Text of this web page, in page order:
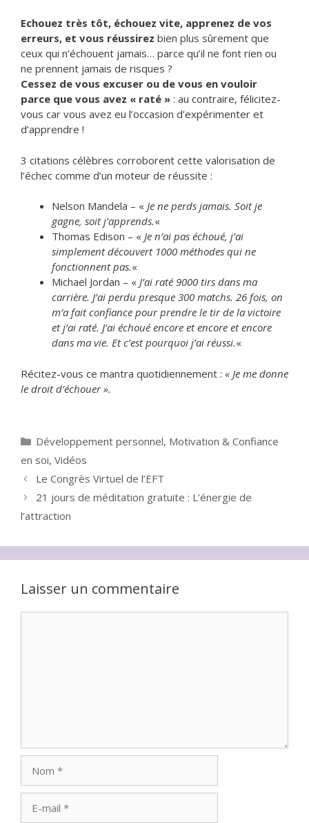
Echouez très tôt, échouez vite, apprenez de vos
erreurs, et vous réussirez bien plus sûrement que
ceux qui n’échouent jamais… parce qu’il ne font rien ou
ne prennent jamais de risques ?
Cessez de vous excuser ou de vous en vouloir
parce que vous avez « raté » : au contraire, félicitez-
vous car vous avez eu l’occasion d’expérimenter et
d’apprendre !
3 citations célèbres corroborent cette valorisation de
l’échec comme d’un moteur de réussite :
Nelson Mandela – « Je ne perds jamais. Soit je
gagne, soit j’apprends.«
Thomas Edison – « Je n’ai pas échoué, j’ai
simplement découvert 1000 méthodes qui ne
fonctionnent pas.«
Michael Jordan – « J’ai raté 9000 tirs dans ma
carrière. J’ai perdu presque 300 matchs. 26 fois, on
m’a fait confiance pour prendre le tir de la victoire
et j’ai raté. J’ai échoué encore et encore et encore
dans ma vie. Et c’est pourquoi j’ai réussi.«
Récitez-vous ce mantra quotidiennement : « Je me donne
le droit d’échouer ».
Catégories
Développement personnel, Motivation & Confiance
en soi, Vidéos
Le Congrès Virtuel de l’EFT
21 jours de méditation gratuite : L’énergie de
l’attraction
Laisser un commentaire
mail